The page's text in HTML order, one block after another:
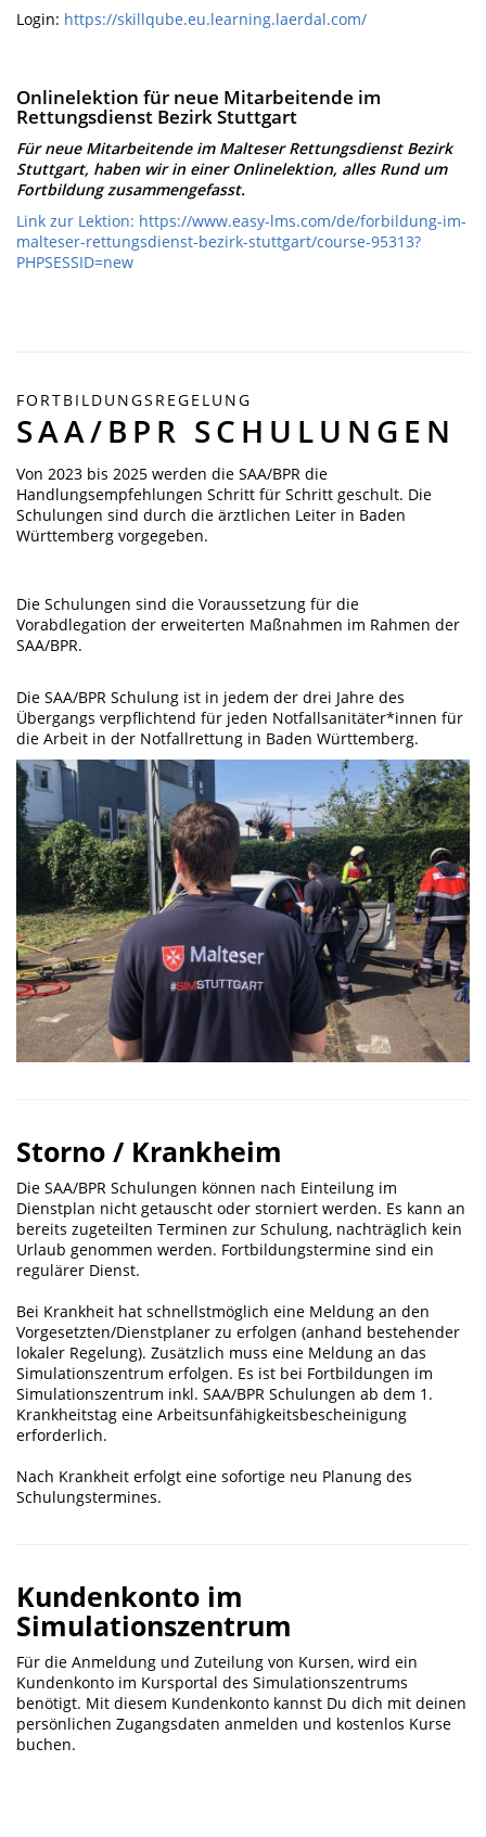
Login: https://skillqube.eu.learning.laerdal.com/
Onlinelektion für neue Mitarbeitende im
Rettungsdienst Bezirk Stuttgart
Für neue Mitarbeitende im Malteser Rettungsdienst Bezirk
Stuttgart, haben wir in einer Onlinelektion, alles Rund um
Fortbildung zusammengefasst.
Link zur Lektion: https://www.easy-lms.com/de/forbildung-im-
malteser-rettungsdienst-bezirk-stuttgart/course-95313?
PHPSESSID=new
FORTBILDUNGSREGELUNG
SAA/BPR SCHULUNGEN
Von 2023 bis 2025 werden die SAA/BPR die
Handlungsempfehlungen Schritt für Schritt geschult. Die
Schulungen sind durch die ärztlichen Leiter in Baden
Württemberg vorgegeben.
Die Schulungen sind die Voraussetzung für die
Vorabdlegation der erweiterten Maßnahmen im Rahmen der
SAA/BPR.
Die SAA/BPR Schulung ist in jedem der drei Jahre des
Übergangs verpflichtend für jeden Notfallsanitäter*innen für
die Arbeit in der Notfallrettung in Baden Württemberg.
Storno / Krankheim
Die SAA/BPR Schulungen können nach Einteilung im
Dienstplan nicht getauscht oder storniert werden. Es kann an
bereits zugeteilten Terminen zur Schulung, nachträglich kein
Urlaub genommen werden. Fortbildungstermine sind ein
regulärer Dienst.
Bei Krankheit hat schnellstmöglich eine Meldung an den
Vorgesetzten/Dienstplaner zu erfolgen (anhand bestehender
lokaler Regelung). Zusätzlich muss eine Meldung an das
Simulationszentrum erfolgen. Es ist bei Fortbildungen im
Simulationszentrum inkl. SAA/BPR Schulungen ab dem 1.
Krankheitstag eine Arbeitsunfähigkeitsbescheinigung
erforderlich.
Nach Krankheit erfolgt eine sofortige neu Planung des
Schulungstermines.
Kundenkonto im
Simulationszentrum
Für die Anmeldung und Zuteilung von Kursen, wird ein
Kundenkonto im Kursportal des Simulationszentrums
benötigt. Mit diesem Kundenkonto kannst Du dich mit deinen
persönlichen Zugangsdaten anmelden und kostenlos Kurse
buchen.